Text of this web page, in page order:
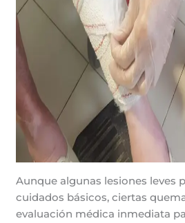
Aunque algunas lesiones leves
cuidados básicos, ciertas
evaluación médica inmediata